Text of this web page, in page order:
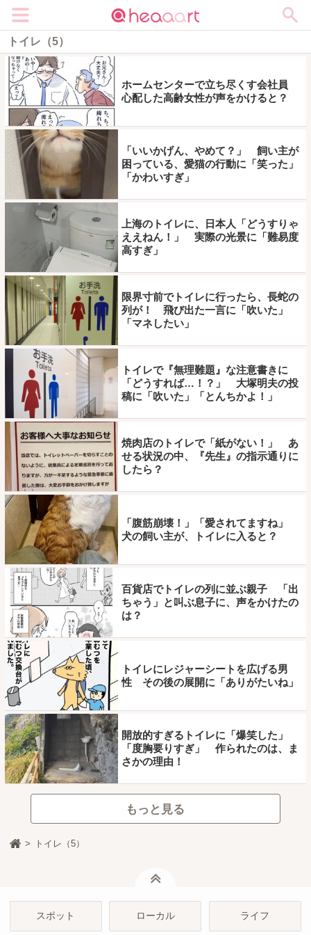
トイレ（5）
ホームセンターで立ち尽くす会社員
心配した高齢女性が声をかけると？
「いいかげん、やめて？」 飼い主が
困っている、愛猫の行動に「笑った」
「かわいすぎ」
上海のトイレに、日本人「どうすりゃ
ええねん！」 実際の光景に「難易度
高すぎ」
限界寸前でトイレに行ったら、長蛇の
列が！ 飛び出た一言に「吹いた」
「マネしたい」
トイレで『無理難題』な注意書きに
「どうすれば…！？」 大塚明夫の投
稿に「吹いた」「とんちかよ！」
焼肉店のトイレで「紙がない！」 あ
せる状況の中、『先生』の指示通りに
したら？
「腹筋崩壊！」「愛されてますね」
犬の飼い主が、トイレに入ると？
百貨店でトイレの列に並ぶ親子 「出
ちゃう」と叫ぶ息子に、声をかけたの
は？
トイレにレジャーシートを広げる男
性 その後の展開に「ありがたいね」
開放的すぎるトイレに「爆笑した」
「度胸要りすぎ」 作られたのは、ま
さかの理由！
もっと見る
トイレ（5）
スポット ローカル ライフ